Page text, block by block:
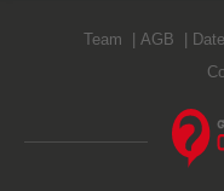
Team AGB